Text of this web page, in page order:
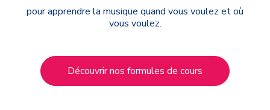
pour apprendre la musique quand vous voulez et où
vous voulez.
Découvrir nos formules de cours